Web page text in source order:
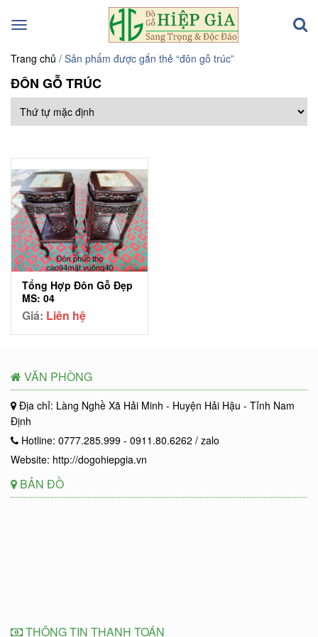
Toggle
Trang chủ / Sản phẩm được gắn thẻ “đôn gỗ trúc”
ĐÔN GỖ TRÚC
Tổng Hợp Đôn Gỗ Đẹp
MS: 04
Giá: Liên hệ
VĂN PHÒNG
Địa chỉ: Làng Nghề Xã Hải Minh - Huyện Hải Hậu - Tỉnh Nam
Định
Hotline: 0777.285.999 - 0911.80.6262 / zalo
Website: http://dogohiepgia.vn
BẢN ĐỒ
THÔNG TIN THANH TOÁN